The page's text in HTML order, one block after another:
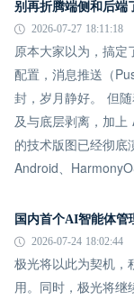
2026-07-27 18:11:18
原本大家以为，搞
配置，消息推送（
封，岁月静好。 但
及与底层剥离，加
的技术版图已经彻底
Android、
国内首个AI智能体管
2026-07-24 18:02:44
极光将以此为契机，
用。同时，极光将继